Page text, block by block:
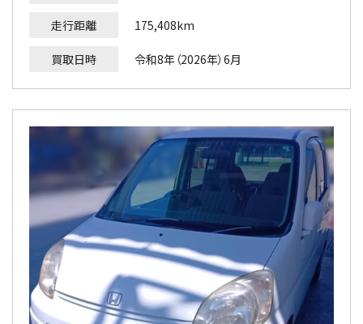
走行距離 175,408km
買取日時 令和8年（2026年）6月